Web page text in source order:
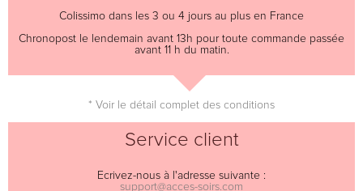
Colissimo dans les 3 ou 4 jours au plus en France
Chronopost le lendemain avant 13h pour toute commande passée
avant 11 h du matin.
* Voir le détail complet des conditions
Service client
Ecrivez-nous à l'adresse suivante :
support@acces-soirs.com